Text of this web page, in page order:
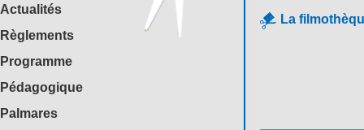
Actualités
Règlements
Programme
Pédagogique
Palmares
La